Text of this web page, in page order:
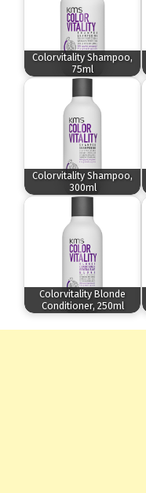
Colorvitality Shampoo,
75ml
Colorvitality Shampoo,
300ml
Colorvitality Blonde
Conditioner, 250ml